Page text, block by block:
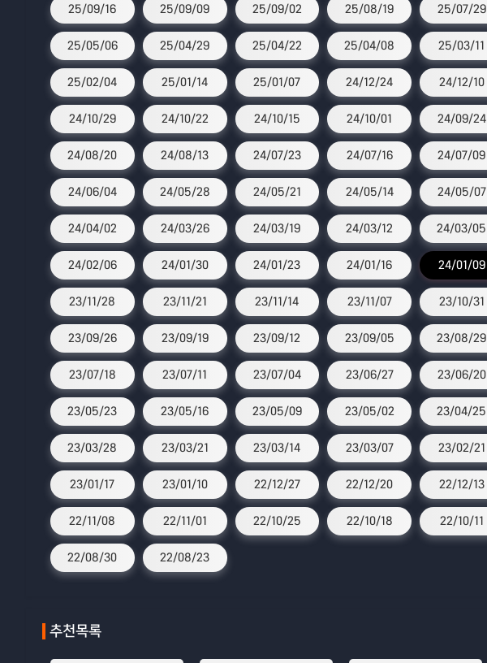
25/09/16 25/09/09 25/09/02 25/08/19 25/07/29
25/05/06 25/04/29 25/04/22 25/04/08 25/03/11
25/02/04 25/01/14 25/01/07 24/12/24 24/12/10
24/10/29 24/10/22 24/10/15 24/10/01 24/09/24
24/08/20 24/08/13 24/07/23 24/07/16 24/07/09
24/06/04 24/05/28 24/05/21 24/05/14 24/05/07
24/04/02 24/03/26 24/03/19 24/03/12 24/03/05
24/02/06 24/01/30 24/01/23 24/01/16 24/01/09
23/11/28 23/11/21 23/11/14 23/11/07 23/10/31
23/09/26 23/09/19 23/09/12 23/09/05 23/08/29
23/07/18 23/07/11 23/07/04 23/06/27 23/06/20
23/05/23 23/05/16 23/05/09 23/05/02 23/04/25
23/03/28 23/03/21 23/03/14 23/03/07 23/02/21
23/01/17 23/01/10 22/12/27 22/12/20 22/12/13
22/11/08 22/11/01 22/10/25 22/10/18 22/10/11
22/08/30 22/08/23
추천목록